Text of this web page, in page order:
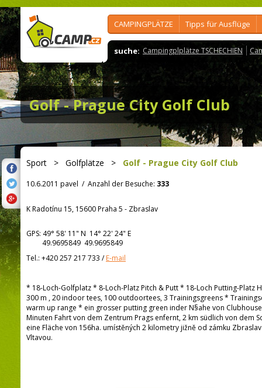
CAMPINGPLÄTZE Tipps für Ausflüge
suche: Campingplplätze TSCHECHIEN
Golf - Prague City Golf Club
Sport > Golfplätze > Golf - Prague City Golf Club
10.6.2011 pavel / Anzahl der Besuche: 333
K Radotínu 15, 15600 Praha 5 - Zbraslav
GPS: 49° 58' 11" N 14° 22' 24" E
49.9695849 49.9695849
Tel.: +420 257 217 733 /E-mail
* 18-Loch-Golfplatz * 8-Loch-Platz Pitch & Putt * 18-Loch Putting-Platz
300 m , 20 indoor tees, 100 outdoortees, 3 Trainingsgreens *
warm up range * ein grosser putting green inder N§ahe von
Minuten Fahrt von dem Zentrum Prags enfernt, 2 km südlich von dem
eine Fläche von 156ha. umístěných 2 kilometry jižně od zámku
Vltavou.